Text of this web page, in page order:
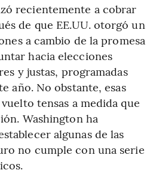
recientemente a cobrar
de que EE.UU. otorgó un
a cambio de la promesa
hacia elecciones
y justas, programadas
año. No obstante, esas
tensas a medida que
Washington ha
algunas de las
no cumple con una serie